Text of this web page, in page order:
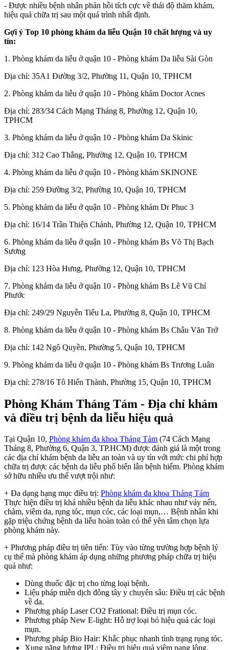
- Được nhiều bệnh nhân phản hồi tích cực về thái độ thăm khám,
hiệu quả chữa trị sau một quá trình nhất định.
Gợi ý Top 10 phòng khám da liễu Quận 10 chất lượng và uy
tín:
1. Phòng khám da liễu ở quận 10 - Phòng khám Da liễu Sài Gòn
Địa chỉ: 35A1 Đường 3/2, Phường 11, Quận 10, TPHCM
2. Phòng khám da liễu ở quận 10 - Phòng khám Doctor Acnes
Địa chỉ: 283/34 Cách Mạng Tháng 8, Phường 12, Quận 10,
TPHCM
3. Phòng khám da liễu ở quận 10 - Phòng khám Da Skinic
Địa chỉ: 312 Cao Thắng, Phường 12, Quận 10, TPHCM
4. Phòng khám da liễu ở quận 10 - Phòng khám SKINONE
Địa chỉ: 259 Đường 3/2, Phường 10, Quận 10, TPHCM
5. Phòng khám da liễu ở quận 10 - Phòng khám Dr Phuc 3
Địa chỉ: 16/14 Trần Thiện Chánh, Phường 12, Quận 10, TPHCM
6. Phòng khám da liễu ở quận 10 - Phòng khám Bs Võ Thị Bạch
Sương
Địa chỉ: 123 Hòa Hưng, Phường 12, Quận 10, TPHCM
7. Phòng khám da liễu ở quận 10 - Phòng khám Bs Lê Vũ Chí
Phước
Địa chỉ: 249/29 Nguyễn Tiểu La, Phường 8, Quận 10, TPHCM
8. Phòng khám da liễu ở quận 10 - Phòng khám Bs Châu Văn Trở
Địa chỉ: 142 Ngô Quyền, Phường 5, Quận 10, TPHCM
9. Phòng khám da liễu ở quận 10 - Phòng khám Bs Trương Luân
Địa chỉ: 278/16 Tô Hiến Thành, Phường 15, Quận 10, TPHCM
Phòng Khám Tháng Tám - Địa chỉ khám
và điều trị bệnh da liễu hiệu quả
Tại Quận 10, Phòng khám đa khoa Tháng Tám (74 Cách Mạng
Tháng 8, Phường 6, Quận 3, TP.HCM) được đánh giá là một trong
các địa chỉ khám bệnh da liễu an toàn và uy tín với mức chi phí hợp
chữa trị được các bệnh da liễu phổ biến lẫn bệnh hiếm. Phòng khám
sở hữu nhiều ưu thế vượt trội như:
+ Đa dạng hạng mục điều trị: Phòng khám đa khoa Tháng Tám
Thực hiện điều trị khá nhiều bệnh da liễu khác nhau như vảy nến,
chàm, viêm da, rụng tóc, mụn cóc, các loại mụn,… Bệnh nhân khi
gặp triệu chứng bệnh da liễu hoàn toàn có thể yên tâm chọn lựa
phòng khám này.
+ Phương pháp điều trị tiên tiến: Tùy vào từng trường hợp bệnh lý
cụ thể mà phòng khám áp dụng những phương pháp chữa trị hiệu
quả như:
Dùng thuốc đặc trị cho từng loại bệnh.
Liệu pháp miễn dịch đông tây y chuyên sâu: Điều trị các bệnh
về da.
Phương pháp Laser CO2 Frational: Điều trị mụn cóc.
Phương pháp New E-light: Hỗ trợ loại bỏ hiệu quả các loại
mụn.
Phương pháp Bio Hair: Khắc phục nhanh tình trạng rụng tóc.
Xung năng lượng IPL: Điều trị hiệu quả viêm nang lông.